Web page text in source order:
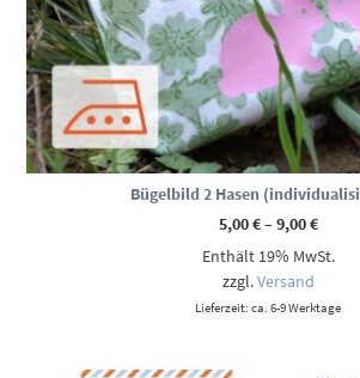
Bügelbild 2 Hasen
5,00€–9,00€
bis
Enthält 19% MwSt.
zzgl.Versand
Lieferzeit: ca. 6-9 Werktage